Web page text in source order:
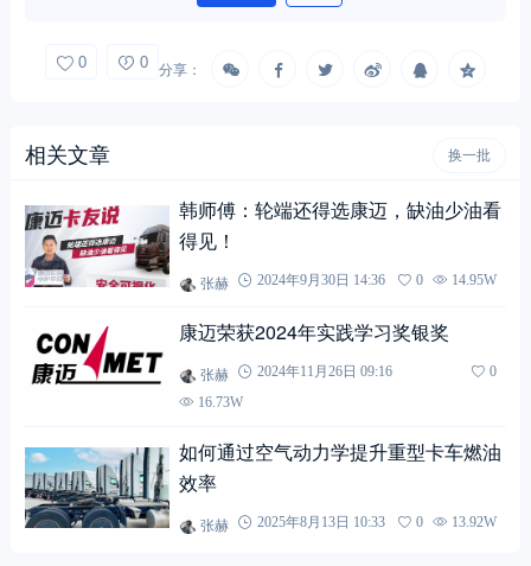
0 0 分享：
相关文章 换一批
韩师傅：轮端还得选康迈，缺油少油看
得见！
张赫 2024年9月30日 14:36 0 14.95W
康迈荣获2024年实践学习奖银奖
张赫 2024年11月26日 09:16
0
16.73W
如何通过空气动力学提升重型卡车燃油
效率
张赫 2025年8月13日 10:33 0 13.92W